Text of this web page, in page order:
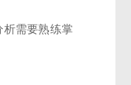
析需要熟练掌